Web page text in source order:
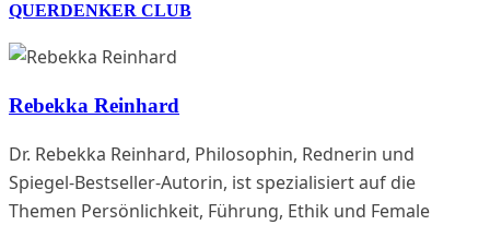
QUERDENKER CLUB
Rebekka Reinhard
Dr. Rebekka Reinhard, Philosophin, Rednerin und
Spiegel-Bestseller-Autorin, ist spezialisiert auf die
Themen Persönlichkeit, Führung, Ethik und Female